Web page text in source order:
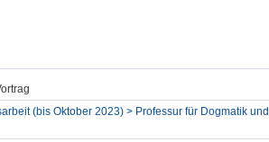
(bis Oktober 2023) > Professur für Dogmatik und